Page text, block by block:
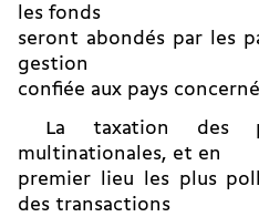
les fonds
seront abondés par les
gestion
confiée aux pays
 La taxation des
multinationales, et en
premier lieu les plus
des transactions